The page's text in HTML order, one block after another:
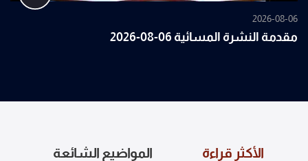
2026-08-06
مقدمة النشرة المسائية 06-08-2026
الأكثر قراءة المواضيع الشائعة